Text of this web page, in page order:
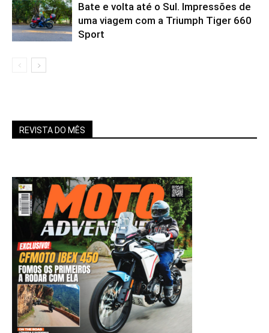
Bate e volta até o Sul. Impressões de
uma viagem com a Triumph Tiger 660
Sport
REVISTA DO MÊS